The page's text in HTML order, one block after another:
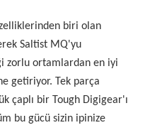
biri olan
Saltist MQ'yu
zorlu ortamlardan en iyi
getiriyor. Tek parça
çaplı bir Tough Digigear'ı
bu gücü sizin ipinize